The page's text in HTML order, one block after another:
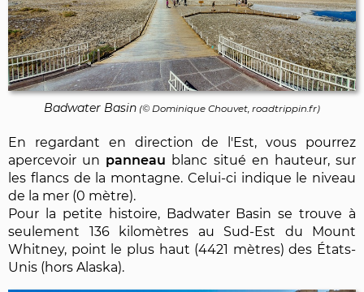
Badwater Basin (© Dominique Chouvet , roadtrippin.fr)
En regardant en direction de l'Est, vous pourrez
apercevoir un panneau blanc situé en hauteur, sur
les flancs de la montagne. Celui-ci indique le niveau
de la mer (0 mètre).
Pour la petite histoire, Badwater Basin se trouve à
seulement 136 kilomètres au Sud-Est du Mount
Whitney, point le plus haut (4421 mètres) des États-
Unis (hors Alaska).